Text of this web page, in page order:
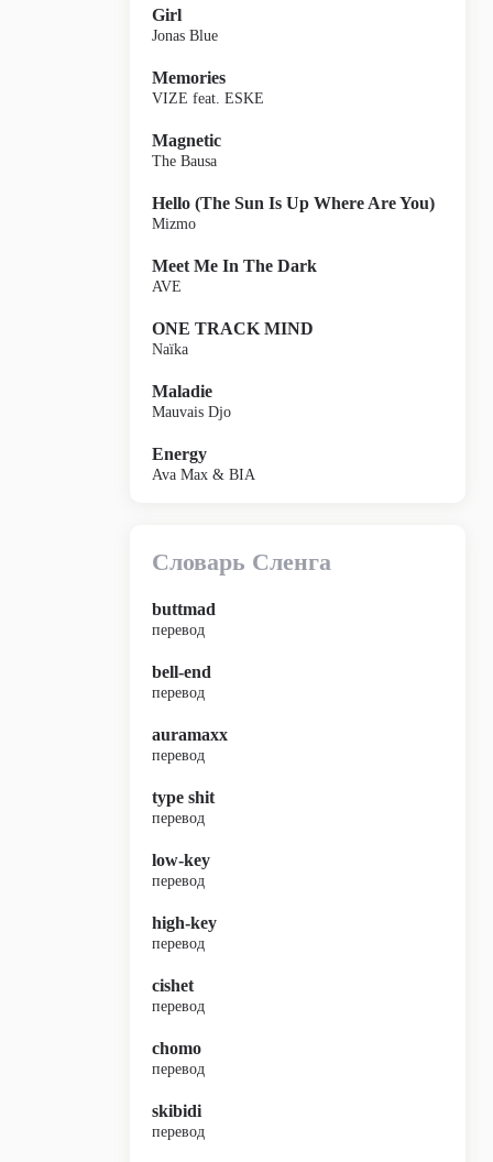
Girl
Jonas Blue
Memories
VIZE feat. ESKE
Magnetic
The Bausa
Hello (The Sun Is Up Where Are You)
Mizmo
Meet Me In The Dark
AVE
ONE TRACK MIND
Naïka
Maladie
Mauvais Djo
Energy
Ava Max & BIA
Словарь Сленга
buttmad
перевод
bell-end
перевод
auramaxx
перевод
type shit
перевод
low-key
перевод
high-key
перевод
cishet
перевод
chomo
перевод
skibidi
перевод